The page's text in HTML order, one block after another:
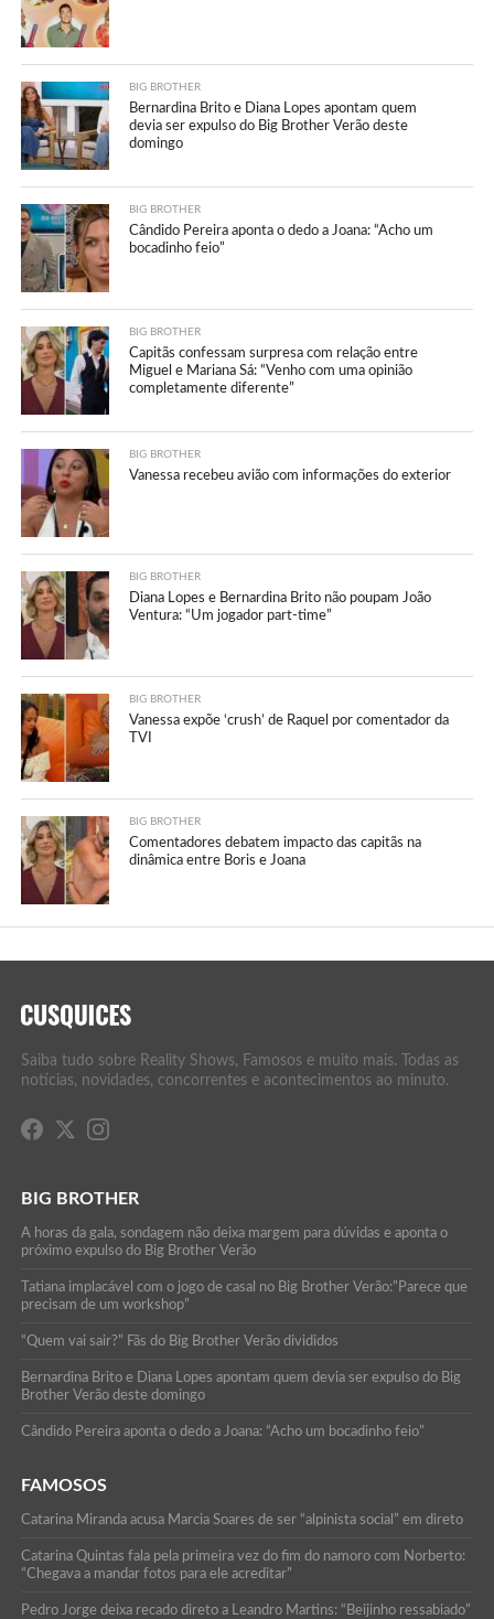
BIG BROTHER
Bernardina Brito e Diana Lopes apontam quem
devia ser expulso do Big Brother Verão deste
domingo
BIG BROTHER
Cândido Pereira aponta o dedo a Joana: “Acho um
bocadinho feio”
BIG BROTHER
Capitãs confessam surpresa com relação entre
Miguel e Mariana Sá: “Venho com uma opinião
completamente diferente”
BIG BROTHER
Vanessa recebeu avião com informações do exterior
BIG BROTHER
Diana Lopes e Bernardina Brito não poupam João
Ventura: “Um jogador part-time”
BIG BROTHER
Vanessa expõe ‘crush’ de Raquel por comentador da
TVI
BIG BROTHER
Comentadores debatem impacto das capitãs na
dinâmica entre Boris e Joana
Saiba tudo sobre Reality Shows, Famosos e muito mais. Todas as
notícias, novidades, concorrentes e acontecimentos ao minuto.
BIG BROTHER
A horas da gala, sondagem não deixa margem para dúvidas e aponta o
próximo expulso do Big Brother Verão
Tatiana implacável com o jogo de casal no Big Brother Verão:”Parece que
precisam de um workshop”
“Quem vai sair?” Fãs do Big Brother Verão divididos
Bernardina Brito e Diana Lopes apontam quem devia ser expulso do Big
Brother Verão deste domingo
Cândido Pereira aponta o dedo a Joana: “Acho um bocadinho feio”
FAMOSOS
Catarina Miranda acusa Marcia Soares de ser “alpinista social” em direto
Catarina Quintas fala pela primeira vez do fim do namoro com Norberto:
“Chegava a mandar fotos para ele acreditar”
Pedro Jorge deixa recado direto a Leandro Martins: “Beijinho ressabiado”